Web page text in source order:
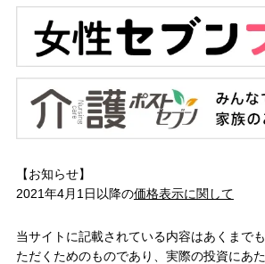
【お知らせ】
2021年4月1日以降の価格表示に関して
当サイトに記載されている内容はあくまで
ただくためのものであり、実際の投資にあ